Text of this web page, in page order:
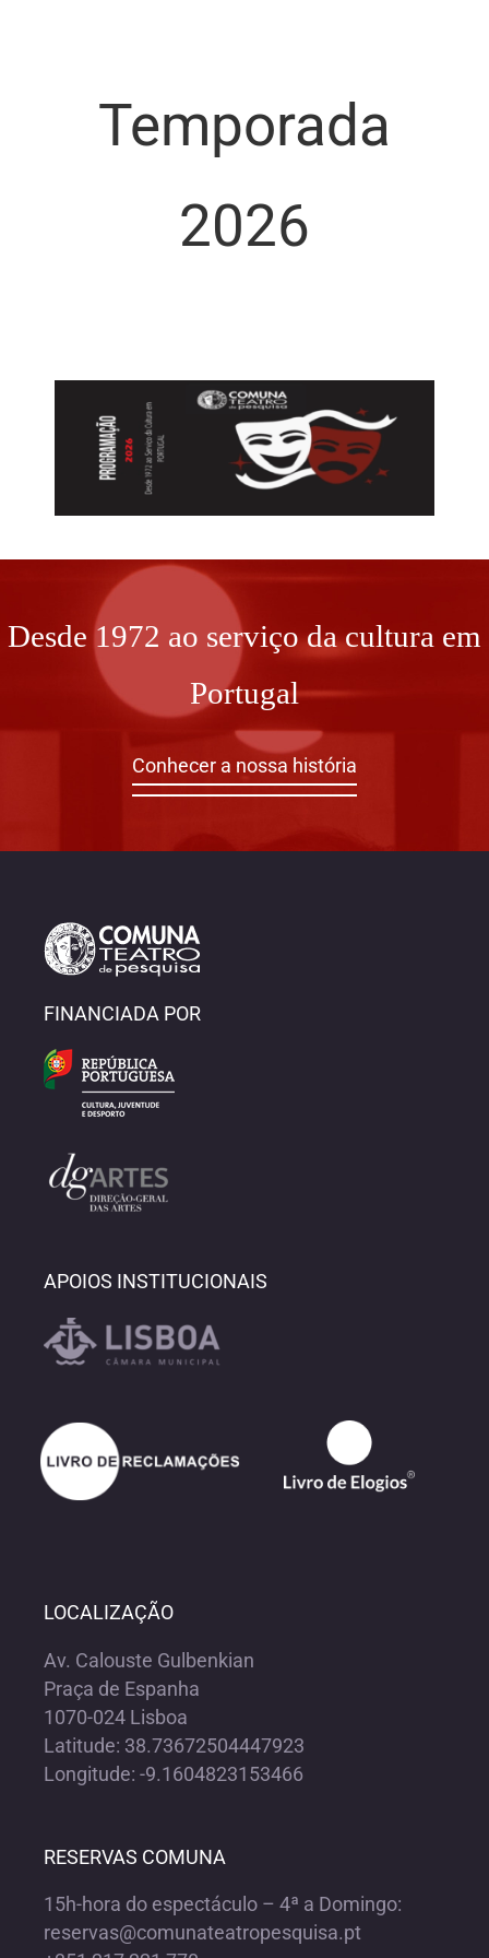
Temporada
2026
Desde 1972 ao serviço da cultura em
Portugal
Conhecer a nossa história
FINANCIADA POR
APOIOS INSTITUCIONAIS
LOCALIZAÇÃO
Av. Calouste Gulbenkian
Praça de Espanha
1070-024 Lisboa
Latitude: 38.73672504447923
Longitude: -9.1604823153466
RESERVAS COMUNA
15h-hora do espectáculo – 4ª a Domingo:
reservas@comunateatropesquisa.pt